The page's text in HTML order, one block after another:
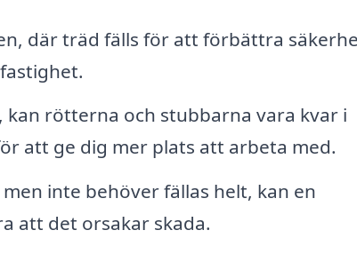
där träd fälls för att förbättra
rötterna och stubbarna vara kvar i
att ge dig mer plats att arbeta med.
inte behöver fällas helt, kan en
att det orsakar skada.